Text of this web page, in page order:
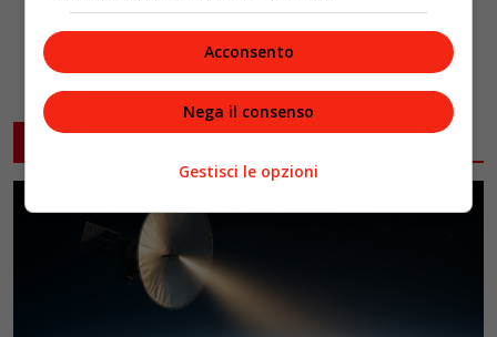
ARTICOLI CORRELATI
Acconsento
Nega il consenso
Gestisci le opzioni